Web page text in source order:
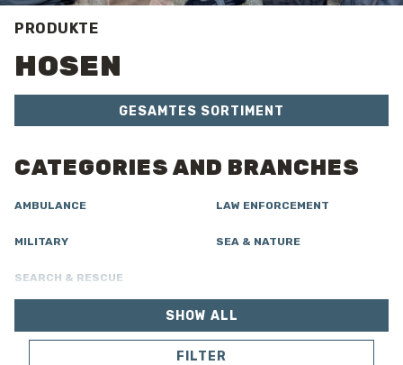
PRODUKTE
HOSEN
GESAMTES SORTIMENT
CATEGORIES AND BRANCHES
AMBULANCE LAW ENFORCEMENT
MILITARY SEA & NATURE
SEARCH & RESCUE
HOSEN
SHOW ALL
FILTER